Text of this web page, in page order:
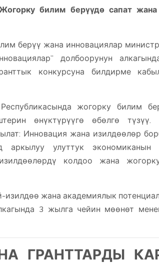
билим берүүдө сапат жана
берүү жана инновациялар
долбоорунун
конкурсуна билдирме
жогорку билим
өнүктүрүүгө өбөлгө түзүү.
Инновация жана изилдөөлөр
улуттук экономиканын
колдоо жана
жана академиялык
3 жылга чейин мөөнөт
ГРАНТТАРДЫ